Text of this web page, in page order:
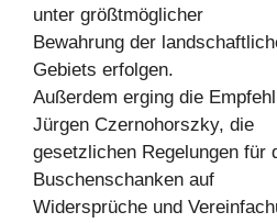
unter größtmöglicher
Bewahrung der
Gebiets erfolgen.
Außerdem erging die
Jürgen Czernohorszky, die
gesetzlichen Regelungen für
Buschenschanken auf
Widersprüche und